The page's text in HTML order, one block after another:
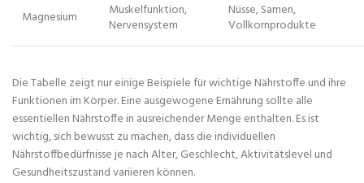
Magnesium
Muskelfunktion,
Nervensystem
Nüsse, Samen,
Vollkornprodukte
Die Tabelle zeigt nur einige Beispiele für wichtige Nährstoffe und ihre
Funktionen im Körper. Eine ausgewogene Ernährung sollte alle
essentiellen Nährstoffe in ausreichender Menge enthalten. Es ist
wichtig, sich bewusst zu machen, dass die individuellen
Nährstoffbedürfnisse je nach Alter, Geschlecht, Aktivitätslevel und
Gesundheitszustand variieren können.